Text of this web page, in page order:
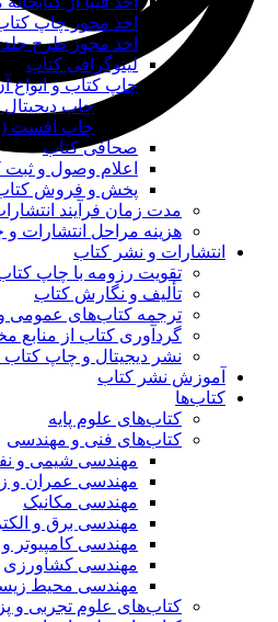
اخذ مجوز چاپ
اخذ مجوز طرح
لیتوگرافی کتاب
چاپ کتاب و انواع
چاپ دیجیتال
چاپ افست
صحافی کتاب
اعلام وصول و ثبت
پخش و فروش
مدت زمان فرآیند
هزینه مراحل انتشارات
انتشارات و نشر کتاب
تقویت رزومه با چاپ
تألیف و نگارش کتاب
ترجمه کتاب‌های
گردآوری کتاب از منابع
نشر دیجیتال و چاپ کتاب
آموزش نشر کتاب
کتاب‌ها
کتاب‌های علوم پایه
کتاب‌های فنی و مهندسی
مهندسی شیمی و
مهندسی عمران و
مهندسی مکانیک
مهندسی برق و
مهندسی کامپیوتر
مهندسی کشاورزی
مهندسی محیط
کتاب‌های علوم تجربی و